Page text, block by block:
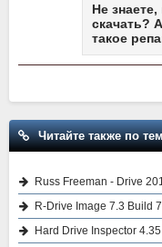
Не
скачать?
такое
Читайте также по
Russ Freeman - Drive
R-Drive Image 7.3 Build
Hard Drive Inspector